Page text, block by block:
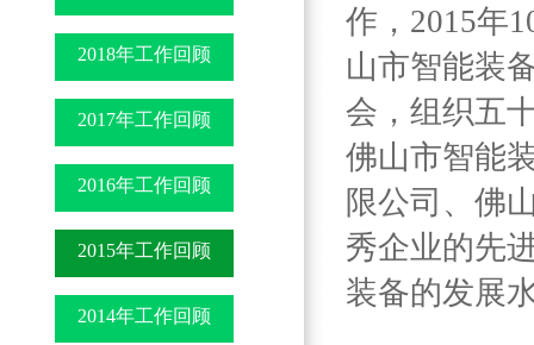
2018年工作回顾
2017年工作回顾
2016年工作回顾
2015年工作回顾
2014年工作回顾
作，2015年
山市智能装
会，组织五
佛山市智能
限公司、佛
秀企业的先
装备的发展